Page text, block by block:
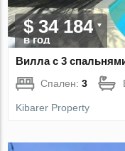
$ 34 184
в год
Вилла с 3
Спален:3
Kibarer Property